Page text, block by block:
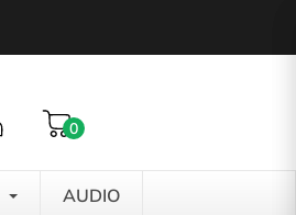
0
AUDIO